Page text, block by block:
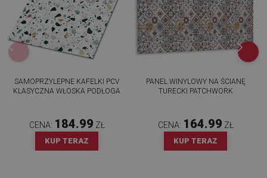
SAMOPRZYLEPNE KAFELKI PCV
KLASYCZNA WŁOSKA PODŁOGA
CENA: 184.99 ZŁ
KUP TERAZ
PANEL WINYLOWY NA ŚCIANĘ
TURECKI PATCHWORK
CENA: 164.99 ZŁ
KUP TERAZ